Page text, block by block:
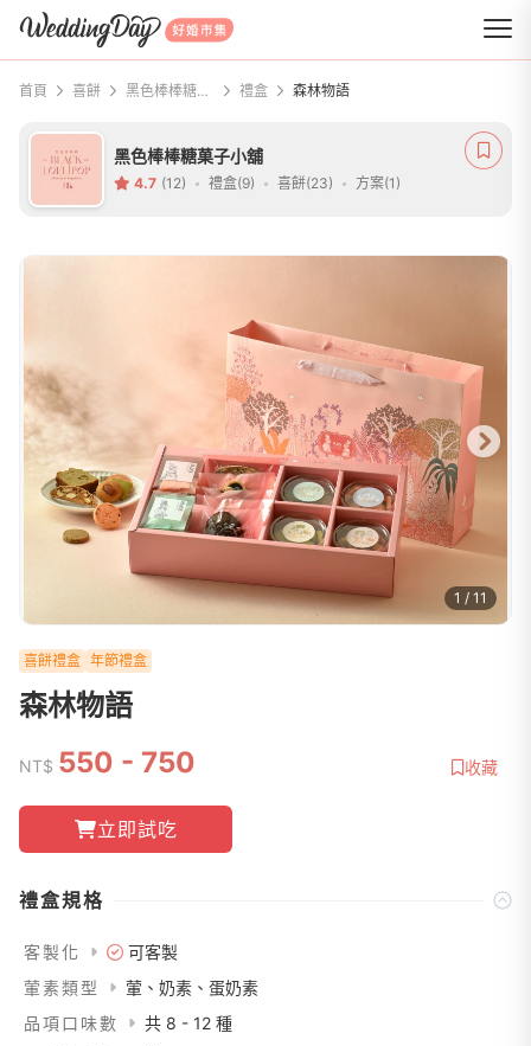
WeddingDay 好婚市集
首頁 喜餅 黑色棒棒糖菓子小舖 禮盒 森林物語
黑色棒棒糖菓子小舖
4.7 (12) 禮盒(9) 喜餅(23) 方案(1)
1 / 11
喜餅禮盒 年節禮盒
森林物語
NT$ 550 - 750 收藏
立即試吃
禮盒規格
客製化
可客製
葷素類型
葷、奶素、蛋奶素
品項口味數
共 8 - 12 種